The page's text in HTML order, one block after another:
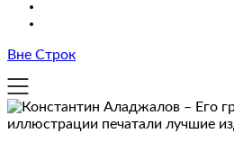
Вне Строк